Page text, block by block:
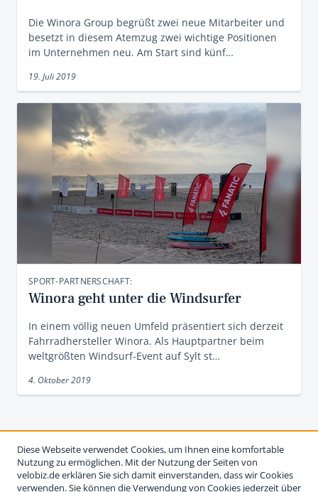
Die Winora Group begrüßt zwei neue Mitarbeiter und
besetzt in diesem Atemzug zwei wichtige Positionen
im Unternehmen neu. Am Start sind künf…
19. Juli 2019
SPORT-PARTNERSCHAFT:
Winora geht unter die Windsurfer
In einem völlig neuen Umfeld präsentiert sich derzeit
Fahrradhersteller Winora. Als Hauptpartner beim
weltgrößten Windsurf-Event auf Sylt st…
4. Oktober 2019
Diese Webseite verwendet Cookies, um Ihnen eine komfortable
Nutzung zu ermöglichen. Mit der Nutzung der Seiten von
velobiz.de erklären Sie sich damit einverstanden, dass wir Cookies
verwenden. Sie können die Verwendung von Cookies jederzeit über